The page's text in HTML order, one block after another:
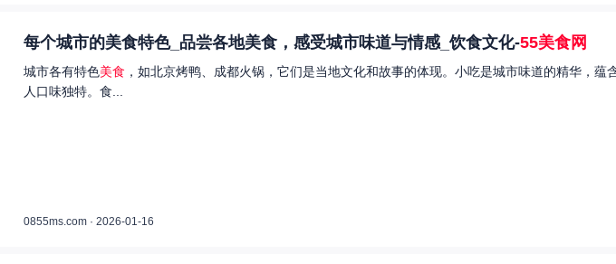
每个城市的美食特色_品尝各地美食，感受城市味道与情感_饮食文化-55美食网
城市各有特色美食 ，如北京烤鸭、成都火锅，它们是当地文化和故事的体现。小吃是城市味道的精华，蕴
人口味独特。食...
0855ms.com · 2026-01-16